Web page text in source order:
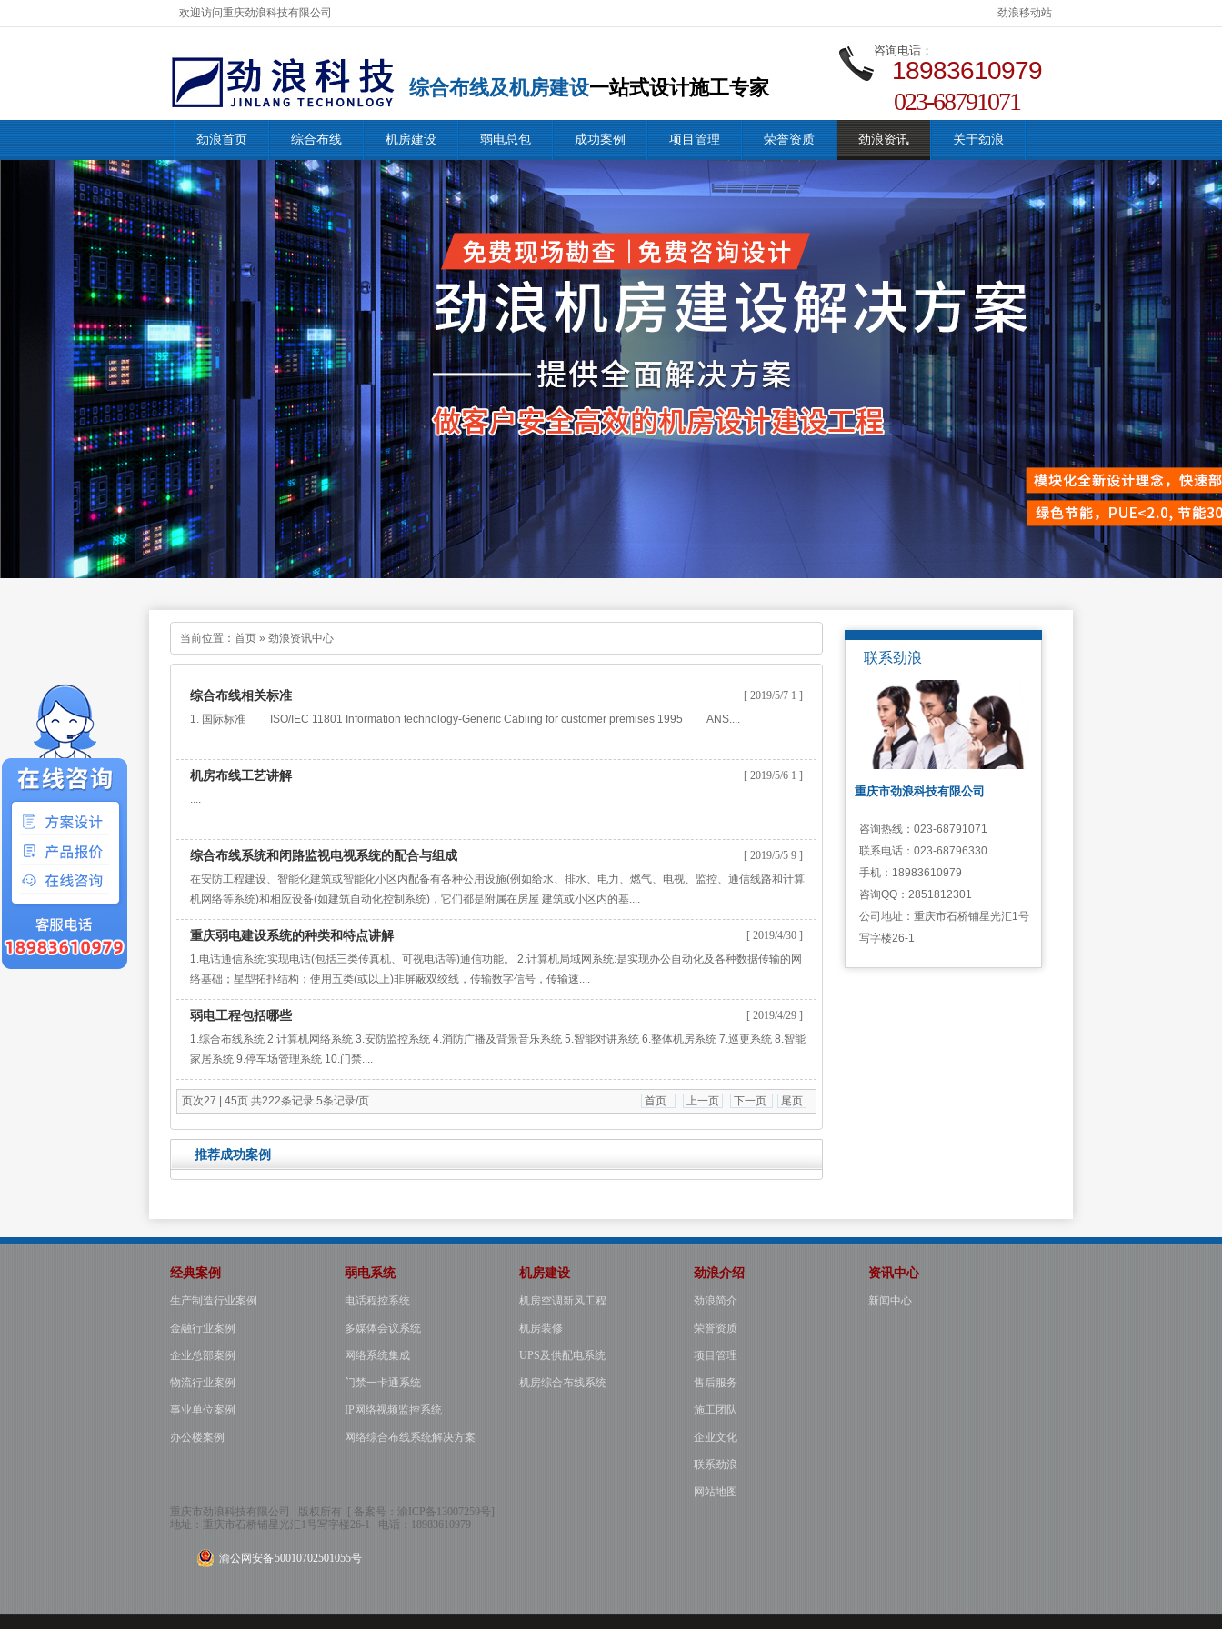
欢迎访问重庆劲浪科技有限公司 劲浪移动站
综合布线及机房建设一站式设计施工专家
咨询电话：
18983610979
023-68791071
劲浪首页 综合布线 机房建设 弱电总包 成功案例 项目管理 荣誉资质 劲浪资讯 关于劲浪
当前位置： 首页 » 劲浪资讯中心
综合布线相关标准
[ 2019/5/7 1 ]
1. 国际标准 ISO/IEC 11801 Information technology-Generic Cabling for customer premises 1995 ANS....
机房布线工艺讲解
[ 2019/5/6 1 ]
....
综合布线系统和闭路监视电视系统的配合与组成
[ 2019/5/5 9 ]
在安防工程建设、智能化建筑或智能化小区内配备有各种公用设施(例如给水、排水、电力、燃气、电视、监控、通信线路和计算
机网络等系统)和相应设备(如建筑自动化控制系统)，它们都是附属在房屋 建筑或小区内的基....
重庆弱电建设系统的种类和特点讲解
[ 2019/4/30 ]
1.电话通信系统:实现电话(包括三类传真机、可视电话等)通信功能。 2.计算机局域网系统:是实现办公自动化及各种数据传输的网
络基础；星型拓扑结构；使用五类(或以上)非屏蔽双绞线，传输数字信号，传输速....
弱电工程包括哪些
[ 2019/4/29 ]
1.综合布线系统 2.计算机网络系统 3.安防监控系统 4.消防广播及背景音乐系统 5.智能对讲系统 6.整体机房系统 7.巡更系统 8.智能
家居系统 9.停车场管理系统 10.门禁....
页次27 | 45页 共222条记录 5条记录/页 首页 上一页 下一页 尾页
推荐成功案例
联系劲浪
重庆市劲浪科技有限公司
咨询热线： 023-68791071
联系电话： 023-68796330
手机： 18983610979
咨询QQ： 2851812301
公司地址： 重庆市石桥铺星光汇1号
写字楼26-1
经典案例
生产制造行业案例
金融行业案例
企业总部案例
物流行业案例
事业单位案例
办公楼案例
弱电系统
电话程控系统
多媒体会议系统
网络系统集成
门禁一卡通系统
IP网络视频监控系统
网络综合布线系统解决方案
机房建设
机房空调新风工程
机房装修
UPS及供配电系统
机房综合布线系统
劲浪介绍
劲浪简介
荣誉资质
项目管理
售后服务
施工团队
企业文化
联系劲浪
网站地图
资讯中心
新闻中心
重庆市劲浪科技有限公司 版权所有 [ 备案号： 渝ICP备13007259号]
地址： 重庆市石桥铺星光汇1号写字楼26-1 电话： 18983610979
渝公网安备 50010702501055号